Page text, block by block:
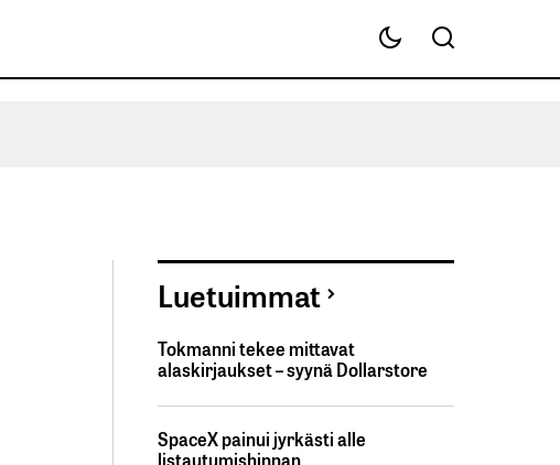
Luetuimmat
Tokmanni tekee mittavat
alaskirjaukset – syynä Dollarstore
SpaceX painui jyrkästi alle
listautumishinnan